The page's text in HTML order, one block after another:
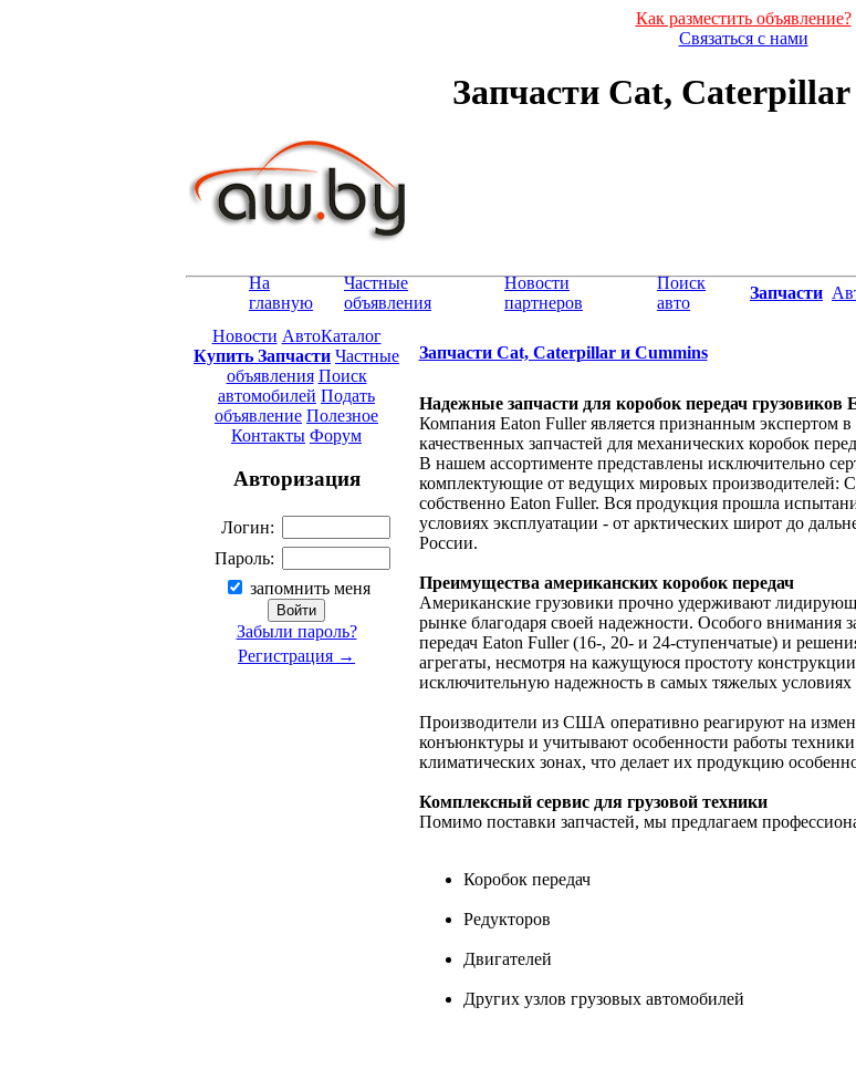
Как разместить объявление?
Связаться с нами
Запчасти Cat,
На
главную
Частные
объявления
Новости
партнеров
Поиск
авто
Запчасти
Новости АвтоКаталог
Купить Запчасти Частные
объявления Поиск
автомобилей Подать
объявление Полезное
Контакты Форум
Авторизация
Логин:
Пароль:
запомнить меня
Забыли пароль?
Регистрация →
Запчасти Cat, Caterpillar и Cummins
Надежные запчасти для коробок передач грузовиков
Компания Eaton Fuller является признанным экспертом в
качественных запчастей для механических коробок
В нашем ассортименте представлены исключительно
комплектующие от ведущих мировых производителей:
собственно Eaton Fuller. Вся продукция прошла
условиях эксплуатации - от арктических широт до
России.
Преимущества американских коробок передач
Американские грузовики прочно удерживают
рынке благодаря своей надежности. Особого внимания
передач Eaton Fuller (16-, 20- и 24-ступенчатые) и
агрегаты, несмотря на кажущуюся простоту
исключительную надежность в самых тяжелых условиях
Производители из США оперативно реагируют на
конъюнктуры и учитывают особенности работы
климатических зонах, что делает их продукцию
Комплексный сервис для грузовой техники
Помимо поставки запчастей, мы предлагаем
Коробок передач
Редукторов
Двигателей
Других узлов грузовых автомобилей